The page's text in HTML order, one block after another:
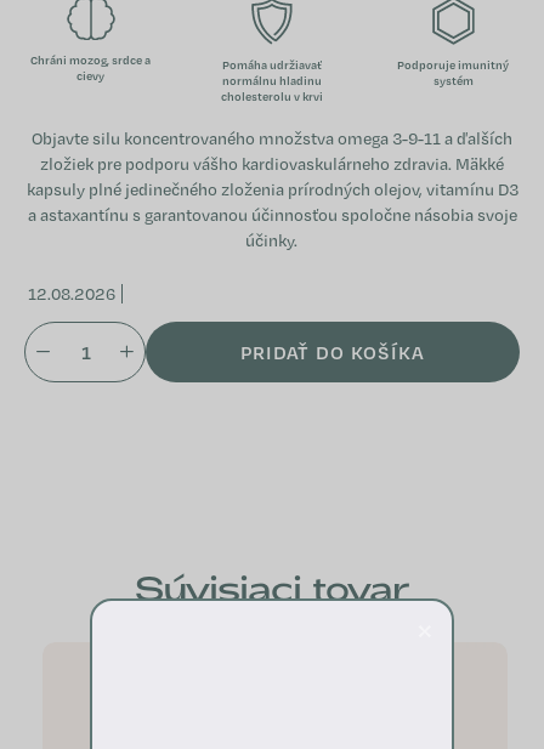
Chráni mozog, srdce a
cievy
Pomáha udržiavať
normálnu hladinu
cholesterolu v krvi
Podporuje imunitný
systém
Objavte silu koncentrovaného množstva omega 3-9-11 a ďalších
zložiek pre podporu vášho kardiovaskulárneho zdravia. Mäkké
kapsuly plné jedinečného zloženia prírodných olejov, vitamínu D3
a astaxantínu s garantovanou účinnosťou spoločne násobia svoje
účinky.
12.08.2026
PRIDAŤ DO KOŠÍKA
Súvisiaci tovar